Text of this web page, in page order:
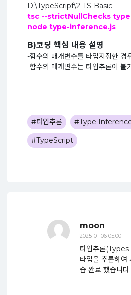
D:\TypeScript\2-TS-Basic
tsc --strictNullChecks
node type-inference.js
B)코딩 핵심 내용 설명
-함수의 매개변수를 타입지정한 경
-함수의 매개변수는 타입추론이 불
#타입추론 #Type
#TypeScript
moon
2025-01-06 05:00
타입추론
타입을 추론하여
습 완료 했습니